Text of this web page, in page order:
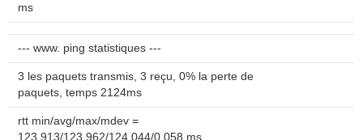
ms
--- www. ping statistiques ---
3 les paquets transmis, 3 reçu, 0% la perte de
paquets, temps 2124ms
rtt min/avg/max/mdev =
123.913/123.962/124.044/0.058 ms